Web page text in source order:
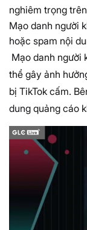
nghiêm trọng
Mạo danh người
hoặc spam nội
Mạo danh người
thể gây ảnh
bị TikTok cấm.
dung quảng cáo